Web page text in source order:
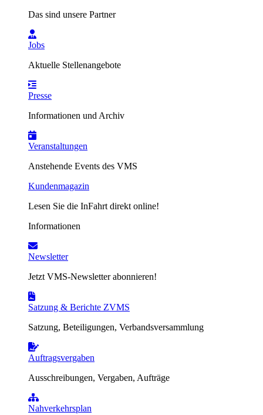
Das sind unsere Partner
Jobs
Aktuelle Stellenangebote
Presse
Informationen und Archiv
Veranstaltungen
Anstehende Events des VMS
Kundenmagazin
Lesen Sie die InFahrt direkt online!
Informationen
Newsletter
Jetzt VMS-Newsletter abonnieren!
Satzung & Berichte ZVMS
Satzung, Beteiligungen, Verbandsversammlung
Auftragsvergaben
Ausschreibungen, Vergaben, Aufträge
Nahverkehrsplan